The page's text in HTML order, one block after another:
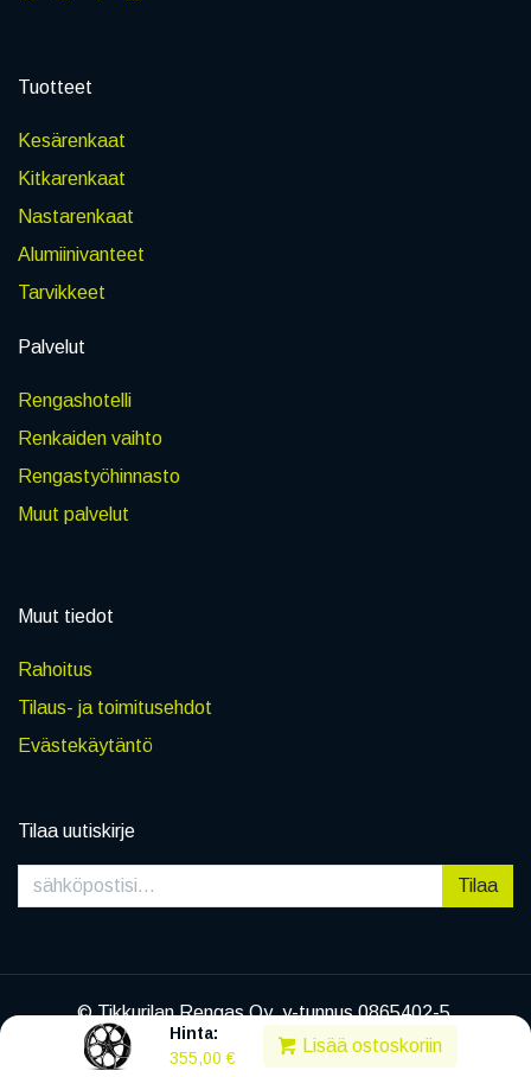
Hinta:
355,00 €
Lisää ostoskoriin
Tuotteet
Kesärenkaat
Kitkarenkaat
Nastarenkaat
Alumiinivanteet
Tarvikkeet
Palvelut
Rengashotelli
Renkaiden vaihto
Rengastyöhinnasto
Muut palvelut
Muut tiedot
Rahoitus
Tilaus- ja toimitusehdot
Evästekäytäntö
Tilaa uutiskirje
Tilaa
© Tikkurilan Rengas Oy, y-tunnus 0865402-5
|Tietosuojaseloste